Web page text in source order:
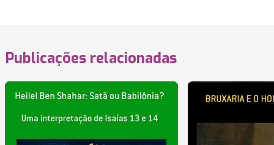
Publicações relacionadas